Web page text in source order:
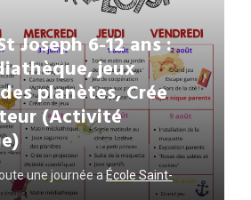
Joseph 6-12 ans :
jeux
planètes, Crée
(Activité
une journéeaÉcole Saint-